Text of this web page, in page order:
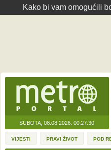
Kako bi vam omogućili
SUBOTA, 08.08.2026. 00:27:30
VIJESTI PRAVI ŽIVOT POD